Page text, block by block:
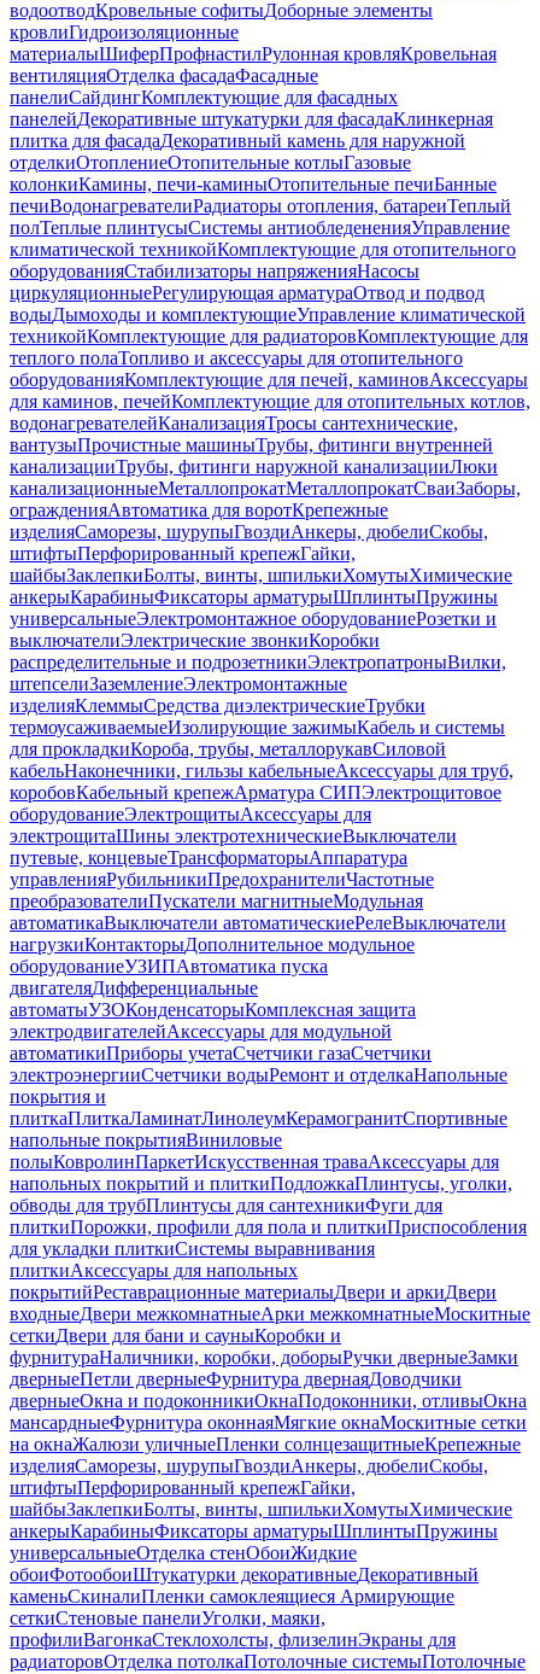
водоотводКровельные софитыДоборные элементы
кровлиГидроизоляционные
материалыШиферПрофнастилРулонная кровляКровельная
вентиляцияОтделка фасадаФасадные
панелиСайдингКомплектующие для фасадных
панелейДекоративные штукатурки для фасадаКлинкерная
плитка для фасадаДекоративный камень для наружной
отделкиОтоплениеОтопительные котлыГазовые
колонкиКамины, печи-каминыОтопительные печиБанные
печиВодонагревателиРадиаторы отопления, батареиТеплый
полТеплые плинтусыСистемы антиобледененияУправление
климатической техникойКомплектующие для отопительного
оборудованияСтабилизаторы напряженияНасосы
циркуляционныеРегулирующая арматураОтвод и подвод
водыДымоходы и комплектующиеУправление климатической
техникойКомплектующие для радиаторовКомплектующие для
теплого полаТопливо и аксессуары для отопительного
оборудованияКомплектующие для печей, каминовАксессуары
для каминов, печейКомплектующие для отопительных котлов,
водонагревателейКанализацияТросы сантехнические,
вантузыПрочистные машиныТрубы, фитинги внутренней
канализацииТрубы, фитинги наружной канализацииЛюки
канализационныеМеталлопрокатМеталлопрокатСваиЗаборы,
огражденияАвтоматика для воротКрепежные
изделияСаморезы, шурупыГвоздиАнкеры, дюбелиСкобы,
штифтыПерфорированный крепежГайки,
шайбыЗаклепкиБолты, винты, шпилькиХомутыХимические
анкерыКарабиныФиксаторы арматурыШплинтыПружины
универсальныеЭлектромонтажное оборудованиеРозетки и
выключателиЭлектрические звонкиКоробки
распределительные и подрозетникиЭлектропатроныВилки,
штепселиЗаземлениеЭлектромонтажные
изделияКлеммыСредства диэлектрическиеТрубки
термоусаживаемыеИзолирующие зажимыКабель и системы
для прокладкиКороба, трубы, металлорукавСиловой
кабельНаконечники, гильзы кабельныеАксессуары для труб,
коробовКабельный крепежАрматура СИПЭлектрощитовое
оборудованиеЭлектрощитыАксессуары для
электрощитаШины электротехническиеВыключатели
путевые, концевыеТрансформаторыАппаратура
управленияРубильникиПредохранителиЧастотные
преобразователиПускатели магнитныеМодульная
автоматикаВыключатели автоматическиеРелеВыключатели
нагрузкиКонтакторыДополнительное модульное
оборудованиеУЗИПАвтоматика пуска
двигателяДифференциальные
автоматыУЗОКонденсаторыКомплексная защита
электродвигателейАксессуары для модульной
автоматикиПриборы учетаСчетчики газаСчетчики
электроэнергииСчетчики водыРемонт и отделкаНапольные
покрытия и
плиткаПлиткаЛаминатЛинолеумКерамогранитСпортивные
напольные покрытияВиниловые
полыКовролинПаркетИскусственная траваАксессуары для
напольных покрытий и плиткиПодложкаПлинтусы, уголки,
обводы для трубПлинтусы для сантехникиФуги для
плиткиПорожки, профили для пола и плиткиПриспособления
для укладки плиткиСистемы выравнивания
плиткиАксессуары для напольных
покрытийРеставрационные материалыДвери и аркиДвери
входныеДвери межкомнатныеАрки межкомнатныеМоскитные
сеткиДвери для бани и сауныКоробки и
фурнитураНаличники, коробки, доборыРучки дверныеЗамки
дверныеПетли дверныеФурнитура двернаяДоводчики
дверныеОкна и подоконникиОкнаПодоконники, отливыОкна
мансардныеФурнитура оконнаяМягкие окнаМоскитные сетки
на окнаЖалюзи уличныеПленки солнцезащитныеКрепежные
изделияСаморезы, шурупыГвоздиАнкеры, дюбелиСкобы,
штифтыПерфорированный крепежГайки,
шайбыЗаклепкиБолты, винты, шпилькиХомутыХимические
анкерыКарабиныФиксаторы арматурыШплинтыПружины
универсальныеОтделка стенОбоиЖидкие
обоиФотообоиШтукатурки декоративныеДекоративный
каменьСкиналиПленки самоклеящиеся Армирующие
сеткиСтеновые панелиУголки, маяки,
профилиВагонкаСтеклохолсты, флизелинЭкраны для
радиаторовОтделка потолкаПотолочные системыПотолочные